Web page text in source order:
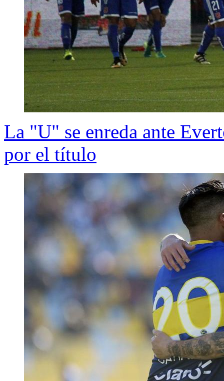
La "U" se enreda ante
por el título